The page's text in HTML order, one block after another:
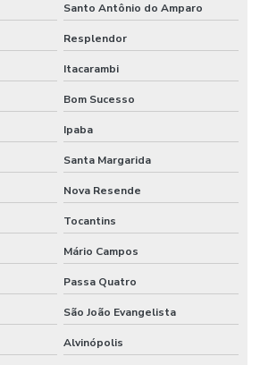
Santo Antônio do Amparo
Resplendor
Itacarambi
Bom Sucesso
Ipaba
Santa Margarida
Nova Resende
Tocantins
Mário Campos
Passa Quatro
São João Evangelista
Alvinópolis